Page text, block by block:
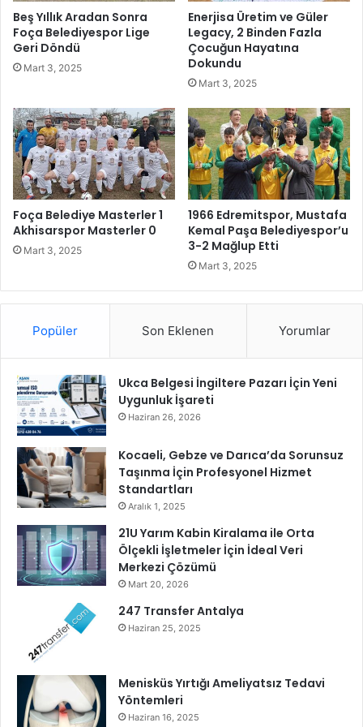
d
a
ğ
t
y
o
r
k
i
e
u
m
h
u
r
i
y
e
t
1
Y
n
o
k
u
Beş Yıllık Aradan Sonra
Foça Belediyespor Lige
Geri Döndü
Mart 3, 2025
Enerjisa Üretim ve Güler
Legacy, 2 Binden Fazla
Çocuğun Hayatına
Dokundu
Mart 3, 2025
Foça Belediye Masterler 1
Akhisarspor Masterler 0
Mart 3, 2025
1966 Edremitspor, Mustafa
Kemal Paşa Belediyespor’u
3-2 Mağlup Etti
Mart 3, 2025
Popüler Son Eklenen Yorumlar
Ukca Belgesi İngiltere Pazarı İçin Yeni
Uygunluk İşareti
Haziran 26, 2026
Kocaeli, Gebze ve Darıca’da Sorunsuz
Taşınma İçin Profesyonel Hizmet
Standartları
Aralık 1, 2025
21U Yarım Kabin Kiralama ile Orta
Ölçekli İşletmeler İçin İdeal Veri
Merkezi Çözümü
Mart 20, 2026
247 Transfer Antalya
Haziran 25, 2025
Menisküs Yırtığı Ameliyatsız Tedavi
Yöntemleri
Haziran 16, 2025